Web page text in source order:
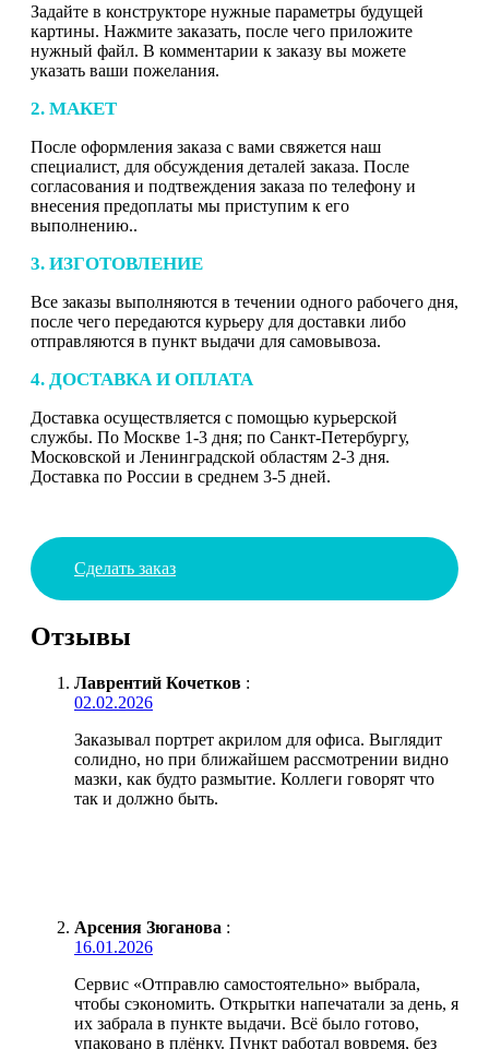
Задайте в конструкторе нужные параметры будущей
картины. Нажмите заказать, после чего приложите
нужный файл. В комментарии к заказу вы можете
указать ваши пожелания.
2. МАКЕТ
После оформления заказа с вами свяжется наш
специалист, для обсуждения деталей заказа. После
согласования и подтвеждения заказа по телефону и
внесения предоплаты мы приступим к его
выполнению..
3. ИЗГОТОВЛЕНИЕ
Все заказы выполняются в течении одного рабочего дня,
после чего передаются курьеру для доставки либо
отправляются в пункт выдачи для самовывоза.
4. ДОСТАВКА И ОПЛАТА
Доставка осуществляется с помощью курьерской
службы. По Москве 1-3 дня; по Санкт-Петербургу,
Московской и Ленинградской областям 2-3 дня.
Доставка по России в среднем 3-5 дней.
Сделать заказ
Отзывы
Лаврентий Кочетков :
02.02.2026
Заказывал портрет акрилом для офиса. Выглядит
солидно, но при ближайшем рассмотрении видно
мазки, как будто размытие. Коллеги говорят что
так и должно быть.
Арсения Зюганова :
16.01.2026
Сервис «Отправлю самостоятельно» выбрала,
чтобы сэкономить. Открытки напечатали за день, я
их забрала в пункте выдачи. Всё было готово,
упаковано в плёнку. Пункт работал вовремя, без